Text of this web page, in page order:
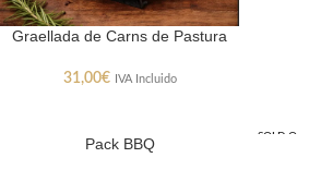
Graellada de Carns de Pastura
31,00€ IVA Incluido
Pack BBQ
SOLD O